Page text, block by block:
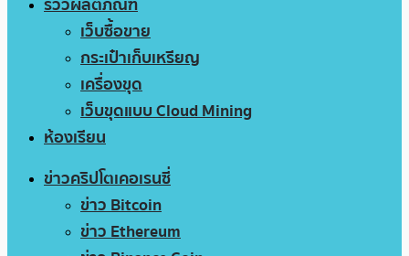
เว็บซื้อขาย
กระเป๋าเก็บเหรียญ
เครื่องขุด
เว็บขุดแบบ Cloud Mining
ห้องเรียน
ข่าวคริปโตเคอเรนซี่
ข่าว Bitcoin
ข่าว Ethereum